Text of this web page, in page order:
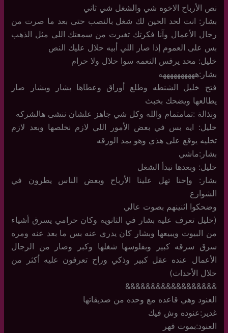
نص الأرباح الاخوه شي والشغل شي ثاني
بشار: انت لحد الحين لك شغل بالنصب حتى بعد ما صرت من
رجال الأعمال وآنا فكرتك تغيرت من سمعتك اللي مثل الذهب
بس على العموم إذا صار اللي أبيه حلال عليك النص
خليل: محد يرفس النعمه سوا حلال ولا حرام
بشار:ههههههههههه
فتح خليل الشنطه وطلع أوراق وعطاها بشار وبشار صار
يطالعها ويضحك بخبث
ونذالة :تمامتمام والله وكل شي جاهز علشان ننشى هالشركه
خليل: ايه بس في بعض الأمور اللي لازم نخلصها وبعد لازم
تخليه يوقع على هذي وهو يمد الورقه
بشار:ماشي
خليل: وبعدها نبدأ الشغل
بشار: وإحنا تهل علينا الأرباح وبعض الناس يطرون في
الشوارع
وضحكوا اثنينهم بصوت عالي
(خليل تعرف عليه بشار في الثانويه وكان حرامي يسرق أشياء
من البيوت ويبيعها وبشار كان يدري عنه بس ما بعد عنه ومره
سرق سرقه كبير وبفلوسها شغلها وكبر وصار من الرجال
الأعمال عنده عقل كبير وذكي وراح تعرفون عليه أكثر من
خلال الأحداث)
&&&&&&&&&&&&&&&&&&
العنود وهي قاعده مع وحده من صديقاتها
غدير:عنوده وش فيك
العنود:بموت قهر